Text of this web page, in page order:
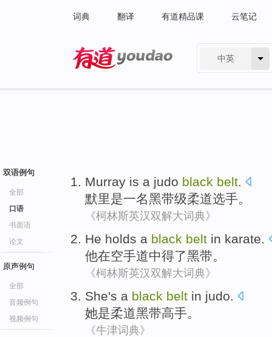
词典 翻译 有道精品课 云笔记
中英
双语例句
全部
口语
书面语
论文
原声例句
全部
音频例句
视频例句
Murray is a judo black belt.
默里是一名黑带级柔道选手。
《柯林斯英汉双解大词典》
He holds a black belt in karate.
他在空手道中得了黑带。
《柯林斯英汉双解大词典》
She's a black belt in judo
她是柔道黑带高手。
《牛津词典》